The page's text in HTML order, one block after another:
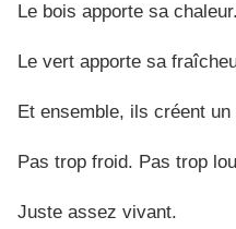
Le bois apporte sa chaleur.
Le vert apporte sa
Et ensemble, ils créent un
Pas trop froid. Pas trop
Juste assez vivant.